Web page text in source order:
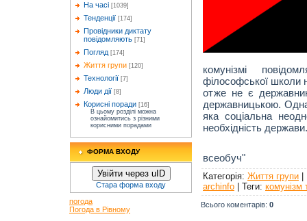
На часі [1039]
Тенденції [174]
Провідники диктату
повідомляють [71]
Погляд [174]
Життя групи [120]
Технології [7]
Люди дії [8]
Корисні поради [16]
В цьому розділі можна
ознайомитись з різними
корисними порадами
ФОРМА ВХОДУ
Увійти через uID
Стара форма входу
погода
Погода в Рівному
комунізмі
філософської школи
отже не є
державницькою.
яка соціальна
необхідність держави.
всеобуч"
Категорія: Життя групи |
archinfo | Теги: комунізм
Всього коментарів: 0